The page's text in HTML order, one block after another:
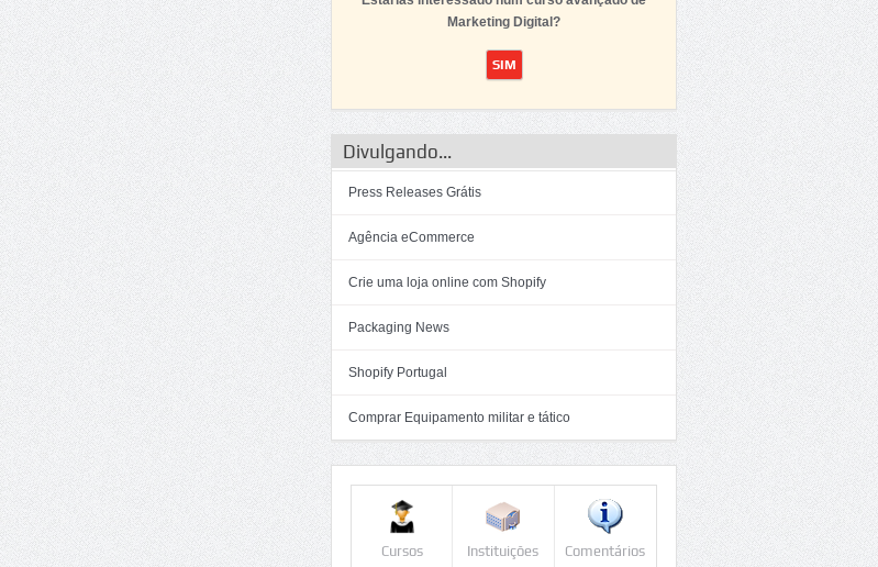
Marketing Digital?
Divulgando...
Press Releases Grátis
Agência eCommerce
Crie uma loja online com Shopify
Packaging News
Shopify Portugal
Comprar Equipamento militar e tático
Cursos Instituições Comentários